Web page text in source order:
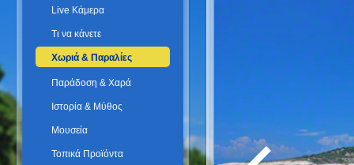
Live Κάμερα
Τι να κάνετε
Χωριά & Παραλίες
Παράδοση & Χαρά
Ιστορία & Μύθος
Μουσεία
Τοπικά Προϊόντα